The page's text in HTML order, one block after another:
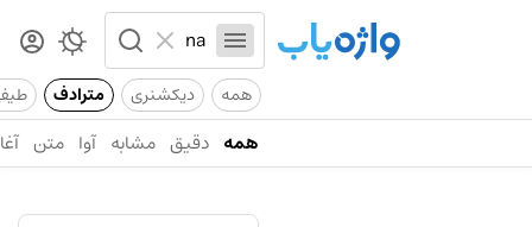
همه دیکشنری مترادف
همه دقیق مشابه آوا متن